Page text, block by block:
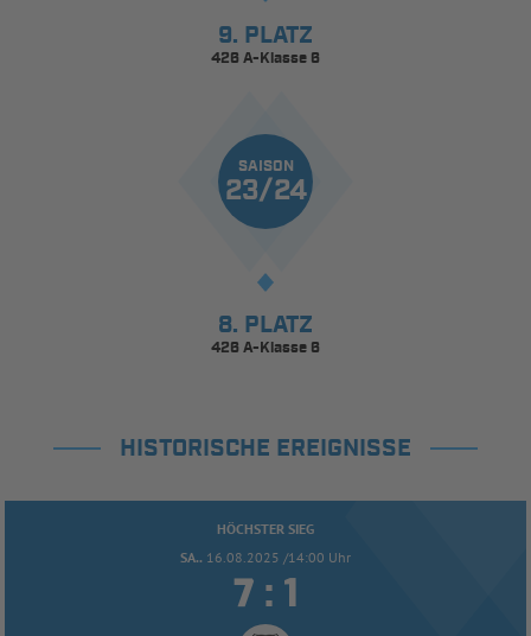
9. PLATZ
426 A-Klasse 6
SAISON
23/24
8. PLATZ
426 A-Klasse 6
HISTORISCHE EREIGNISSE
HÖCHSTER SIEG
SA.. 16.08.2025 /14:00 Uhr
 : 